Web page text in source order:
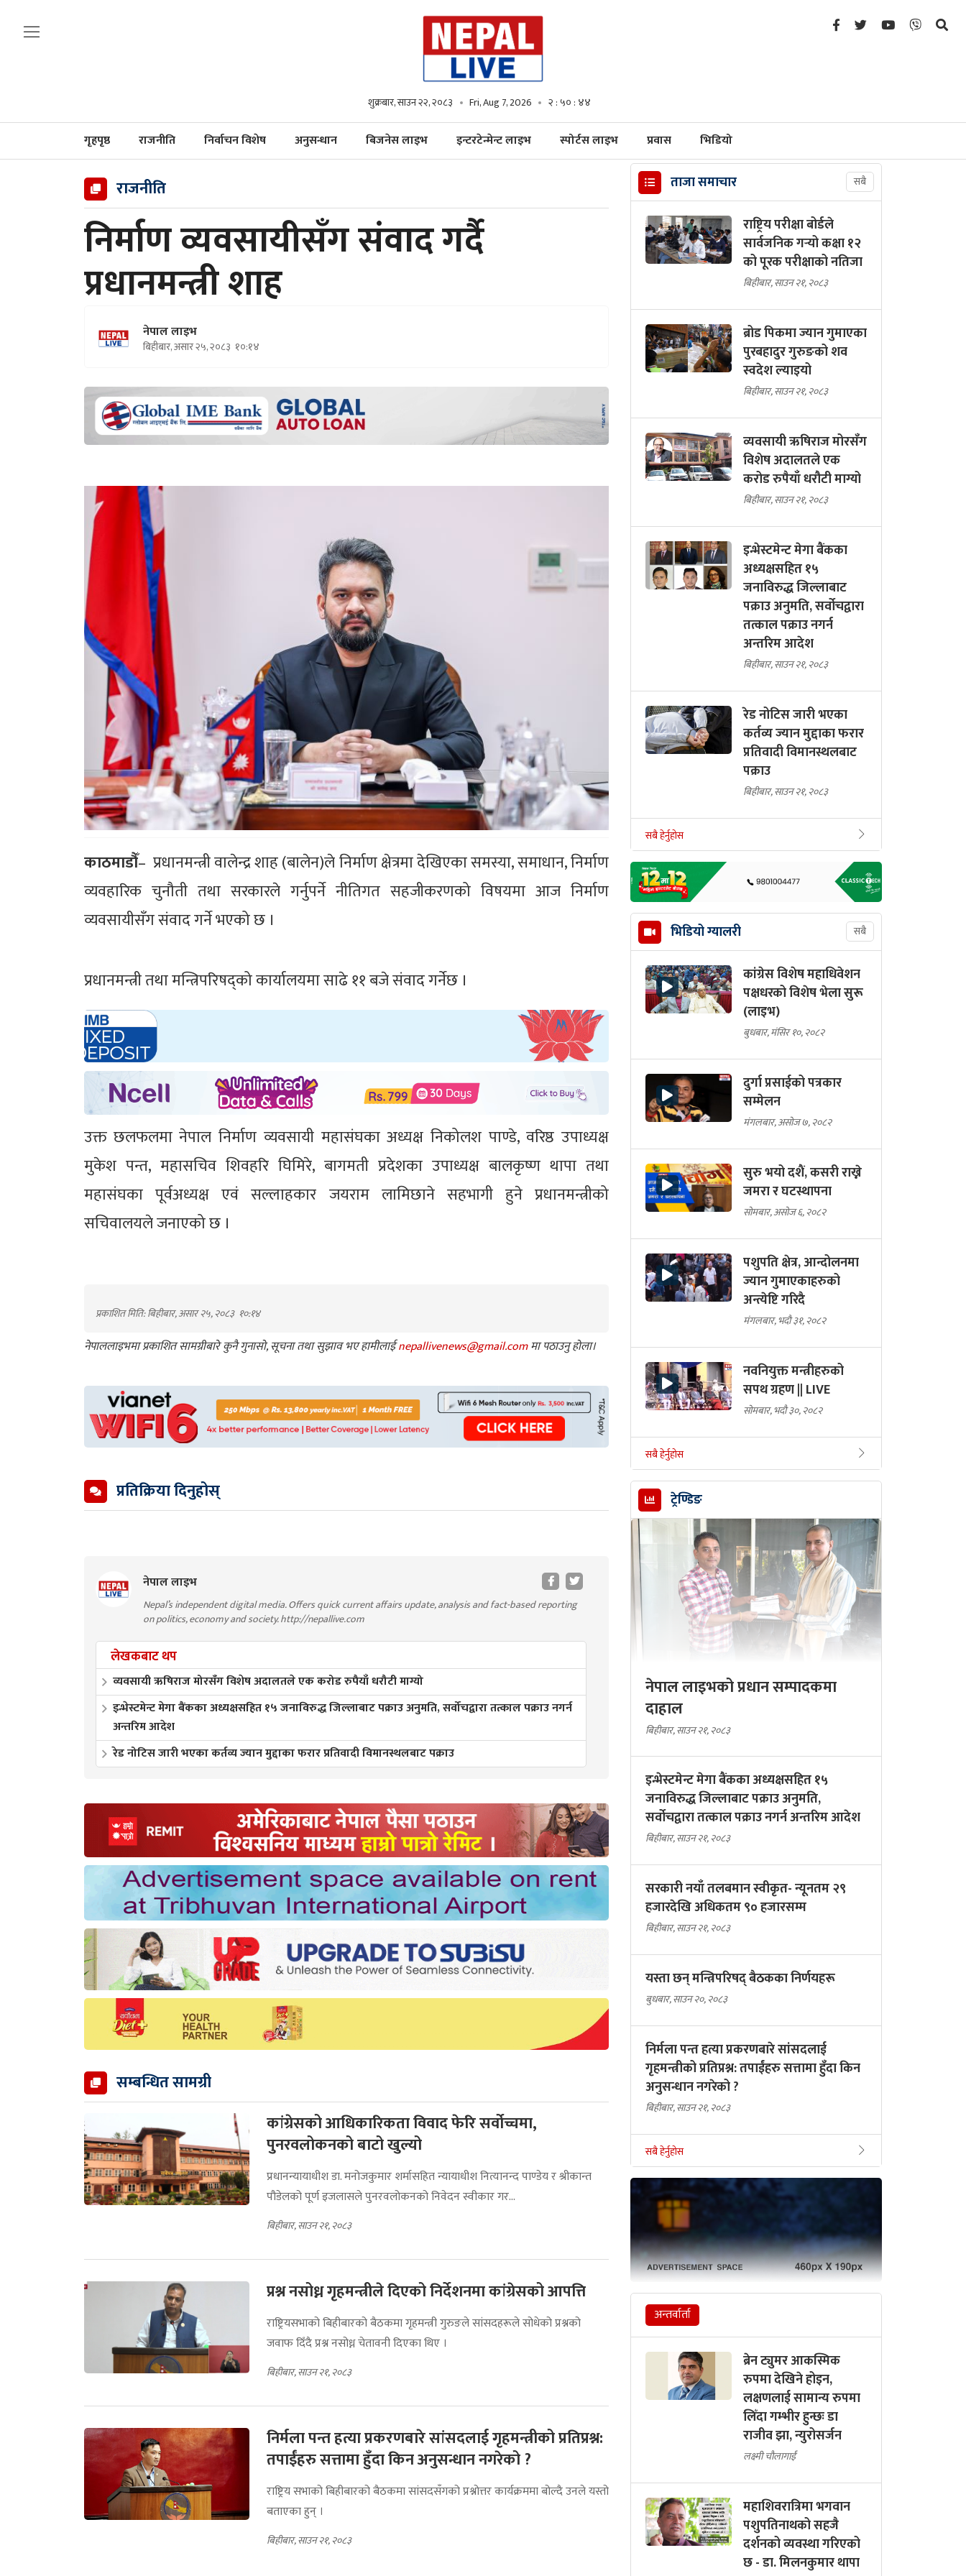
शुक्रबार, साउन २२, २०८३ Fri, Aug 7, 2026 २ : ५० : ४६
गृहपृष्ठ राजनीति निर्वाचन विशेष अनुसन्धान बिजनेस लाइभ इन्टरटेन्मेन्ट लाइभ स्पोर्टस लाइभ प्रवास भिडियो
राजनीति
निर्माण व्यवसायीसँग संवाद गर्दै
प्रधानमन्त्री शाह
नेपाल लाइभ
बिहीबार, असार २५, २०८३ १०:१४
काठमाडौँ– प्रधानमन्त्री वालेन्द्र शाह (बालेन)ले निर्माण क्षेत्रमा देखिएका समस्या, समाधान, निर्माण
व्यवहारिक चुनौती तथा सरकारले गर्नुपर्ने नीतिगत सहजीकरणको विषयमा आज निर्माण
व्यवसायीसँग संवाद गर्ने भएको छ ।
प्रधानमन्त्री तथा मन्त्रिपरिषद्को कार्यालयमा साढे ११ बजे संवाद गर्नेछ ।
उक्त छलफलमा नेपाल निर्माण व्यवसायी महासंघका अध्यक्ष निकोलश पाण्डे, वरिष्ठ उपाध्यक्ष
मुकेश पन्त, महासचिव शिवहरि घिमिरे, बागमती प्रदेशका उपाध्यक्ष बालकृष्ण थापा तथा
महासंघका पूर्वअध्यक्ष एवं सल्लाहकार जयराम लामिछाने सहभागी हुने प्रधानमन्त्रीको
सचिवालयले जनाएको छ ।
प्रकाशित मिति: बिहीबार, असार २५, २०८३ १०:१४
नेपाललाइभमा प्रकाशित सामग्रीबारे कुनै गुनासो, सूचना तथा सुझाव भए हामीलाईnepallivenews@gmail.comमा पठाउनु होला।
प्रतिक्रिया दिनुहोस्
नेपाल लाइभ
Nepal’s independent digital media. Offers quick current affairs update, analysis and fact-based reporting
on politics, economy and society. http://nepallive.com
लेखकबाट थप
व्यवसायी ऋषिराज मोरसँग विशेष अदालतले एक करोड रुपैयाँ धरौटी माग्यो
इन्भेस्टमेन्ट मेगा बैंकका अध्यक्षसहित १५ जनाविरुद्ध जिल्लाबाट पक्राउ अनुमति, सर्वोचद्वारा तत्काल पक्राउ नगर्न
अन्तरिम आदेश
रेड नोटिस जारी भएका कर्तव्य ज्यान मुद्दाका फरार प्रतिवादी विमानस्थलबाट पक्राउ
सम्बन्धित सामग्री
कांग्रेसको आधिकारिकता विवाद फेरि सर्वोच्चमा,
पुनरवलोकनको बाटो खुल्यो
प्रधानन्यायाधीश डा. मनोजकुमार शर्मासहित न्यायाधीश नित्यानन्द पाण्डेय र श्रीकान्त
पौडेलको पूर्ण इजलासले पुनरवलोकनको निवेदन स्वीकार गर...
बिहीबार, साउन २१, २०८३
प्रश्न नसोध्न गृहमन्त्रीले दिएको निर्देशनमा कांग्रेसको आपत्ति
राष्ट्रियसभाको बिहीबारको बैठकमा गृहमन्त्री गुरुङले सांसदहरूले सोधेको प्रश्नको
जवाफ दिँदै प्रश्न नसोध्न चेतावनी दिएका थिए ।
बिहीबार, साउन २१, २०८३
निर्मला पन्त हत्या प्रकरणबारे सांसदलाई गृहमन्त्रीको प्रतिप्रश्न:
तपाईंहरु सत्तामा हुँदा किन अनुसन्धान नगरेको ?
राष्ट्रिय सभाको बिहीबारको बैठकमा सांसदसँगको प्रश्नोत्तर कार्यक्रममा बोल्दै उनले यस्तो
बताएका हुन् ।
बिहीबार, साउन २१, २०८३
ताजा समाचार सबै
राष्ट्रिय परीक्षा बोर्डले
सार्वजनिक गर्‍यो कक्षा १२
को पूरक परीक्षाको नतिजा
बिहीबार, साउन २१, २०८३
ब्रोड पिकमा ज्यान गुमाएका
पुरबहादुर गुरुङको शव
स्वदेश ल्याइयो
बिहीबार, साउन २१, २०८३
व्यवसायी ऋषिराज मोरसँग
विशेष अदालतले एक
करोड रुपैयाँ धरौटी माग्यो
बिहीबार, साउन २१, २०८३
इन्भेस्टमेन्ट मेगा बैंकका
अध्यक्षसहित १५
जनाविरुद्ध जिल्लाबाट
पक्राउ अनुमति, सर्वोचद्वारा
तत्काल पक्राउ नगर्न
अन्तरिम आदेश
बिहीबार, साउन २१, २०८३
रेड नोटिस जारी भएका
कर्तव्य ज्यान मुद्दाका फरार
प्रतिवादी विमानस्थलबाट
पक्राउ
बिहीबार, साउन २१, २०८३
सबै हेर्नुहोस
भिडियो ग्यालरी सबै
कांग्रेस विशेष महाधिवेशन
पक्षधरको विशेष भेला सुरू
(लाइभ)
बुधबार, मंसिर १०, २०८२
दुर्गा प्रसाईको पत्रकार
सम्मेलन
मंगलबार, असोज ७, २०८२
सुरु भयो दशैं, कसरी राख्ने
जमरा र घटस्थापना
सोमबार, असोज ६, २०८२
पशुपति क्षेत्र, आन्दोलनमा
ज्यान गुमाएकाहरुको
अन्त्येष्टि गरिदै
मंगलबार, भदौ ३१, २०८२
नवनियुक्त मन्त्रीहरुको
सपथ ग्रहण || LIVE
सोमबार, भदौ ३०, २०८२
सबै हेर्नुहोस
ट्रेण्डिङ
नेपाल लाइभको प्रधान सम्पादकमा
दाहाल
बिहीबार, साउन २१, २०८३
इन्भेस्टमेन्ट मेगा बैंकका अध्यक्षसहित १५
जनाविरुद्ध जिल्लाबाट पक्राउ अनुमति,
सर्वोचद्वारा तत्काल पक्राउ नगर्न अन्तरिम आदेश
बिहीबार, साउन २१, २०८३
सरकारी नयाँ तलबमान स्वीकृत- न्यूनतम २९
हजारदेखि अधिकतम ९० हजारसम्म
बिहीबार, साउन २१, २०८३
यस्ता छन् मन्त्रिपरिषद् बैठकका निर्णयहरू
बुधबार, साउन २०, २०८३
निर्मला पन्त हत्या प्रकरणबारे सांसदलाई
गृहमन्त्रीको प्रतिप्रश्न: तपाईंहरु सत्तामा हुँदा किन
अनुसन्धान नगरेको ?
बिहीबार, साउन २१, २०८३
सबै हेर्नुहोस
अन्तर्वार्ता
ब्रेन ट्युमर आकस्मिक
रुपमा देखिने होइन,
लक्षणलाई सामान्य रुपमा
लिँदा गम्भीर हुन्छः डा
राजीव झा, न्युरोसर्जन
लक्ष्मी चौलागाईं
महाशिवरात्रिमा भगवान
पशुपतिनाथको सहजै
दर्शनको व्यवस्था गरिएको
छ - डा. मिलनकुमार थापा